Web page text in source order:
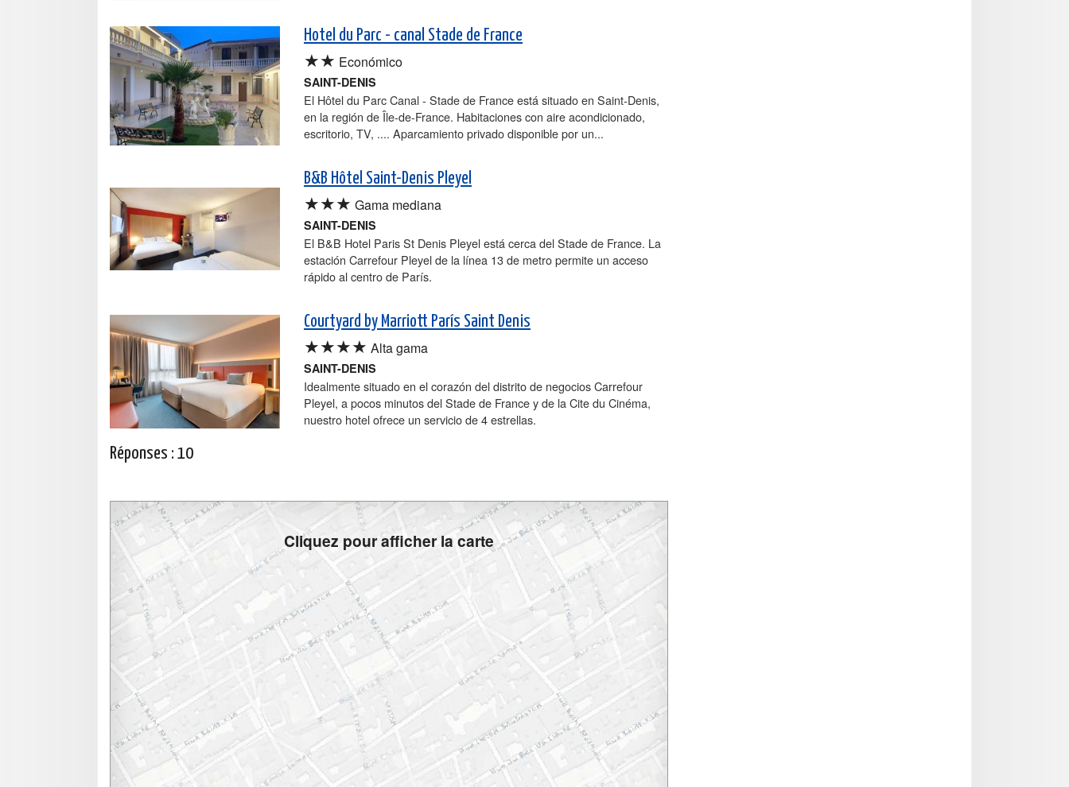
Hotel du Parc - canal Stade de France
★★ Económico
SAINT-DENIS
El Hôtel du Parc Canal - Stade de France está situado en Saint-Denis,
en la región de Île-de-France. Habitaciones con aire acondicionado,
escritorio, TV, .... Aparcamiento privado disponible por un...
B&B Hôtel Saint-Denis Pleyel
★★★ Gama mediana
SAINT-DENIS
El B&B Hotel Paris St Denis Pleyel está cerca del Stade de France. La
estación Carrefour Pleyel de la línea 13 de metro permite un acceso
rápido al centro de París.
Courtyard by Marriott París Saint Denis
★★★★ Alta gama
SAINT-DENIS
Idealmente situado en el corazón del distrito de negocios Carrefour
Pleyel, a pocos minutos del Stade de France y de la Cite du Cinéma,
nuestro hotel ofrece un servicio de 4 estrellas.
Réponses : 10
Cliquez pour afficher la carte